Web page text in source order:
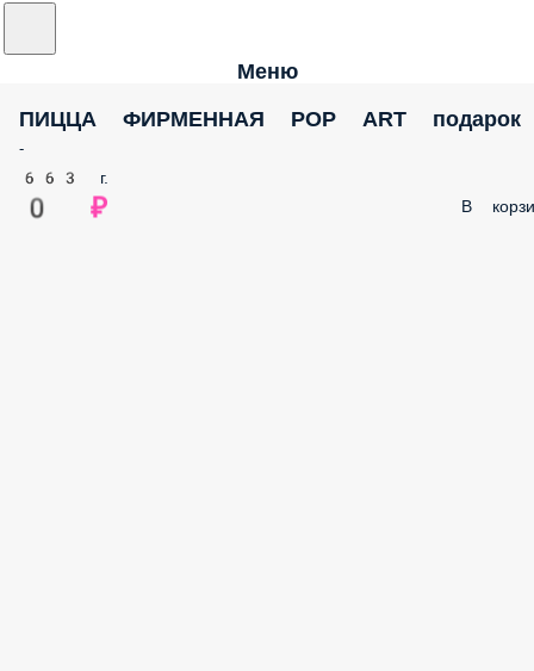
Меню
ПИЦЦА ФИРМЕННАЯ POP ART подарок
-
663 г.
0 ₽ В